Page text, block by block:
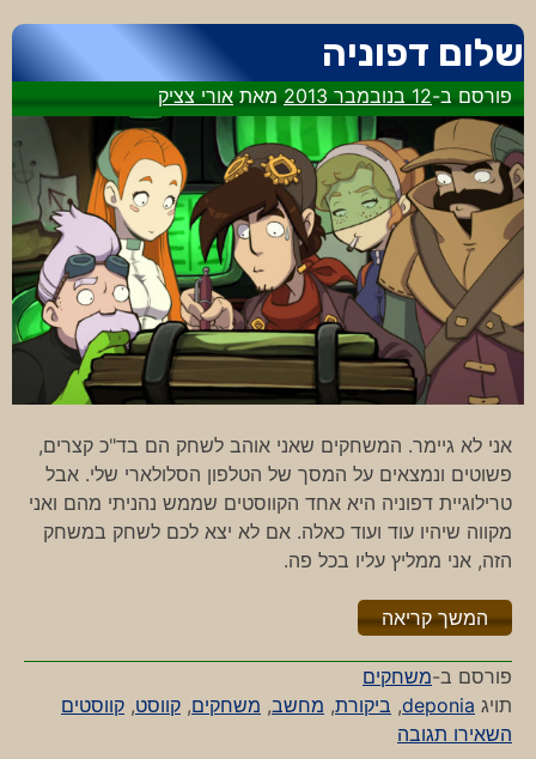
שלום דפוניה
פורסם ב-12 בנובמבר 2013 מאתאורי צציק
אני לא גיימר. המשחקים שאני אוהב לשחק הם בד"כ קצרים,
פשוטים ונמצאים על המסך של הטלפון הסלולארי שלי. אבל
טרילוגיית דפוניה היא אחד הקווסטים שממש נהניתי מהם ואני
מקווה שיהיו עוד ועוד כאלה. אם לא יצא לכם לשחק במשחק
הזה, אני ממליץ עליו בכל פה.
המשך קריאה"%s"
פורסם ב-משחקים
תויג deponia
, ביקורת, מחשב, משחקים, קווסט, קווסטים
השאירו תגובה